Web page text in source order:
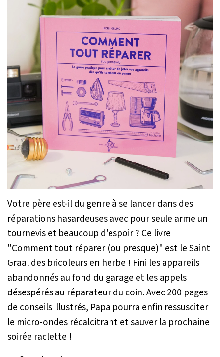
Votre père est-il du genre à se lancer dans des
réparations hasardeuses avec pour seule arme un
tournevis et beaucoup d'espoir ? Ce livre
"Comment tout réparer (ou presque)" est le Saint
Graal des bricoleurs en herbe ! Fini les appareils
abandonnés au fond du garage et les appels
désespérés au réparateur du coin. Avec 200 pages
de conseils illustrés, Papa pourra enfin ressusciter
le micro-ondes récalcitrant et sauver la prochaine
soirée raclette !